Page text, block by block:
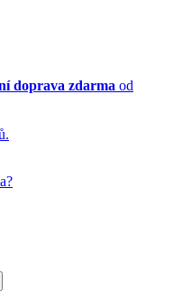
doprava zdarma od